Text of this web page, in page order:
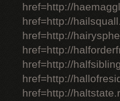
href=http://
href=http://
href=http://
href=http://
href=http://
href=http://
href=http://